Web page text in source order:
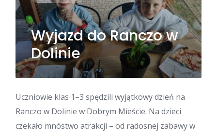
Wyjazd do Ranczo w
Dolinie
Uczniowie klas 1–3 spędzili wyjątkowy dzień na
Ranczo w Dolinie w Dobrym Mieście. Na dzieci
czekało mnóstwo atrakcji – od radosnej zabawy w